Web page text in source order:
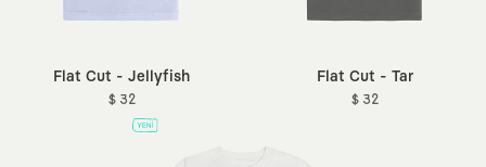
Flat Cut - Jellyfish
$ 32
Flat Cut - Tar
$ 32